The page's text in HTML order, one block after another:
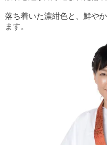
落ち着いた濃紺色と、鮮や
ます。